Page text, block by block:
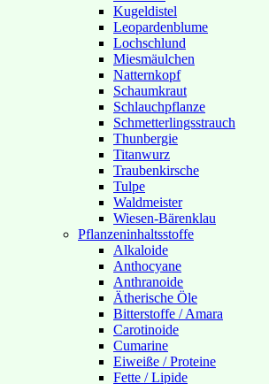
Kugeldistel
Leopardenblume
Lochschlund
Miesmäulchen
Natternkopf
Schaumkraut
Schlauchpflanze
Schmetterlingsstrauch
Thunbergie
Titanwurz
Traubenkirsche
Tulpe
Waldmeister
Wiesen-Bärenklau
Pflanzeninhaltsstoffe
Alkaloide
Anthocyane
Anthranoide
Ätherische Öle
Bitterstoffe / Amara
Carotinoide
Cumarine
Eiweiße / Proteine
Fette / Lipide